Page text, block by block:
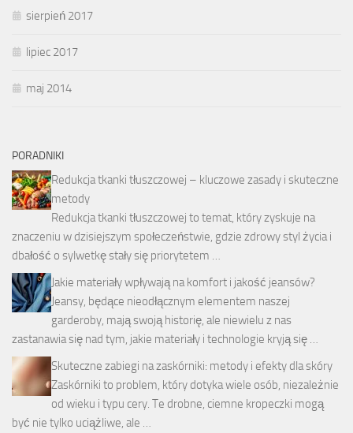
sierpień 2017
lipiec 2017
maj 2014
PORADNIKI
Redukcja tkanki tłuszczowej – kluczowe zasady i skuteczne
metody
Redukcja tkanki tłuszczowej to temat, który zyskuje na
znaczeniu w dzisiejszym społeczeństwie, gdzie zdrowy styl życia i
dbałość o sylwetkę stały się priorytetem …
Jakie materiały wpływają na komfort i jakość jeansów?
Jeansy, będące nieodłącznym elementem naszej
garderoby, mają swoją historię, ale niewielu z nas
zastanawia się nad tym, jakie materiały i technologie kryją się …
Skuteczne zabiegi na zaskórniki: metody i efekty dla skóry
Zaskórniki to problem, który dotyka wiele osób, niezależnie
od wieku i typu cery. Te drobne, ciemne kropeczki mogą
być nie tylko uciążliwe, ale …